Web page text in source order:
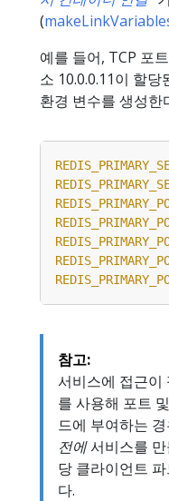
(
예를 들어, TCP 포
소 10.0.0.11이 할당
환경 변수를 생성한
참고:
서비스에 접근이
를 사용해 포트
드에 부여하는
전에서비스를 만
당 클라이언트
다.